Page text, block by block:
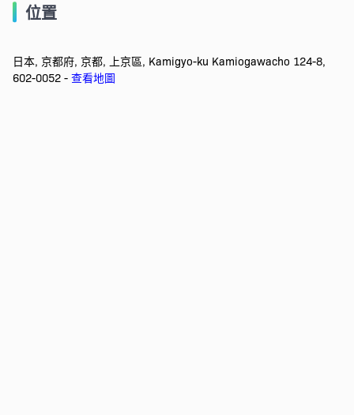
位置
日本, 京都府, 京都, 上京區, Kamigyo-ku Kamiogawacho 124-8,
602-0052 - 查看地圖